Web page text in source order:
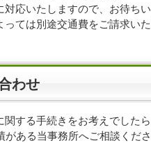
応いたしますので、お待ち
ては別途交通費をご請求いた
わせ
関する手続きをお考えでした
がある当事務所へご相談くださ